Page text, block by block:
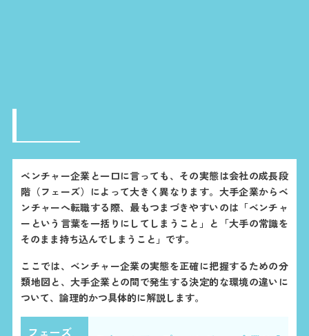
ベンチャー企業と一口に言っても、その実態は会社の成長段
階（フェーズ）によって大きく異なります。大手企業からベ
ンチャーへ転職する際、最もつまづきやすいのは「ベンチャ
ーという言葉を一括りにしてしまうこと」と「大手の常識を
そのまま持ち込んでしまうこと」です。
ここでは、ベンチャー企業の実態を正確に把握するための分
類地図と、大手企業との間で発生する決定的な環境の違いに
ついて、論理的かつ具体的に解説します。
フェーズ